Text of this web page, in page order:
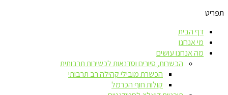
תפריט
דף הבית
מי אנחנו
מה אנחנו עושים
הכשרות, סיורים וסדנאות לכשירות תרבותית
הכשרת מובילי קהילה רב תרבותי
קולות חוף הכרמל